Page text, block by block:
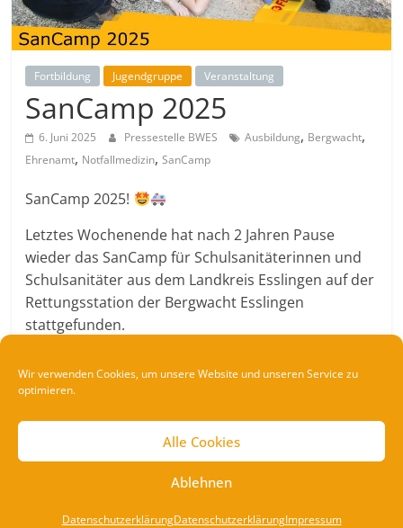
Wir verwenden Cookies, um unsere Website und unseren Service zu
optimieren.
Alle Cookies
Ablehnen
DatenschutzerklärungDatenschutzerklärungImpressum
Fortbildung Jugendgruppe Veranstaltung
SanCamp 2025
6. Juni 2025 Pressestelle BWES Ausbildung, Bergwacht,
Ehrenamt, Notfallmedizin,SanCamp
SanCamp 2025!
Letztes Wochenende hat nach 2 Jahren Pause
wieder das SanCamp für Schulsanitäterinnen und
Schulsanitäter aus dem Landkreis Esslingen auf der
Rettungsstation der Bergwacht Esslingen
stattgefunden.
verschiedene Schemas und Skills erst im
Natürlich gab es auch eine Bergwacht-Nachtübung.
Zum Abschluss des Camps gab es sogar noch eine